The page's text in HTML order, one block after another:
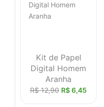
Kit de Papel
Digital Homem
Aranha
R$12,90 R$6,45